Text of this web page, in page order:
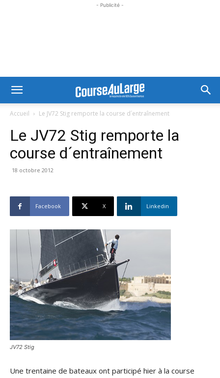
- Publicité -
Accueil Le JV72 Stig remporte la course d´entraînement
Le JV72 Stig remporte la
course d´entraînement
18 octobre 2012
Facebook X Linkedin
JV72 Stig
Une trentaine de bateaux ont participé hier à la course